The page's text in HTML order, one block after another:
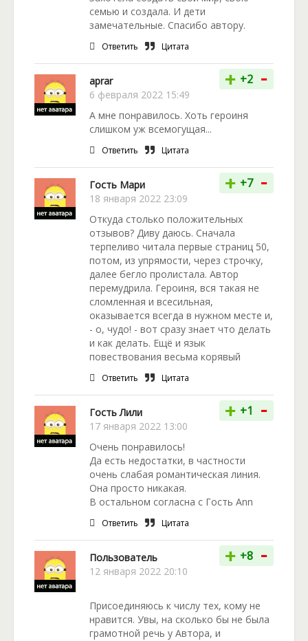
семью и создала. И дети
замечательные. Спасибо автору.
Ответить Цитата
aprar
6 февраля 2022 15:49
+ +2 -
А мне понравилось. Хоть героиня
слишком уж всемогущая...
Ответить Цитата
Гость Мари
18 января 2022 23:09
+ +7 -
Откуда столько положительных
отзывов? Диву даюсь. Сначала
терпеливо читала первые страниц 50,
потом, из упрямости, через строчку,
далее бегло пролистала. Автор
перемудрила. Героиня, вся такая не
сломленная и всесильная,
оказывается всегда в нужном месте и,
- о, чудо! - вот сразу знает что делать
и как делать. Ещё и язык
повествования весьма корявый
Ответить Цитата
Гость Лили
17 января 2022 13:00
+ +1 -
Очень понравилось!
Да есть недостатки, в частности
очень слабая романтическая линия.
Она просто никакая.
В остальном согласна с Гость Ann
Ответить Цитата
Пользователь
12 января 2022 20:10
+ +8 -
Присоединяюсь к числу тех, кому не
нравится. Увы, на сколько бы не была
грамотной речь у Автора, и